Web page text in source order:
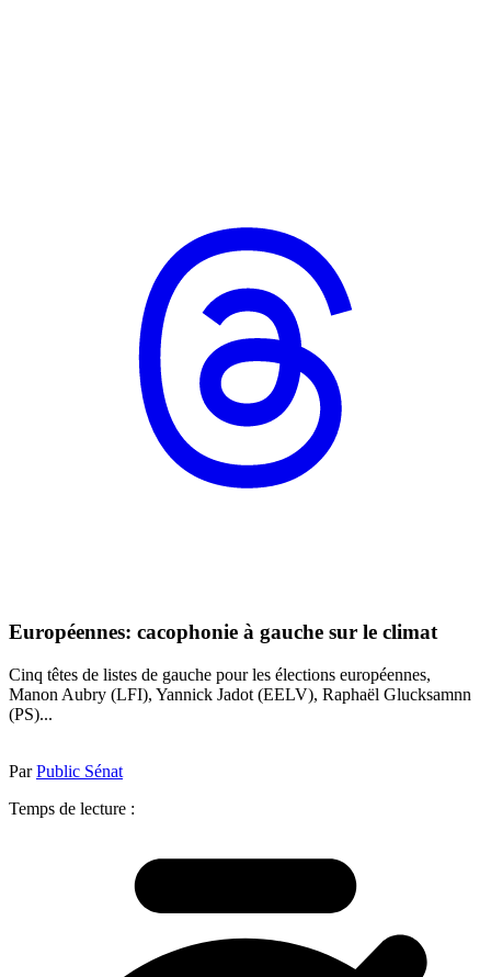
Européennes: cacophonie à gauche sur le climat
Cinq têtes de listes de gauche pour les élections européennes,
Manon Aubry (LFI), Yannick Jadot (EELV), Raphaël Glucksamnn
(PS)...
ParPublic Sénat
Temps de lecture :